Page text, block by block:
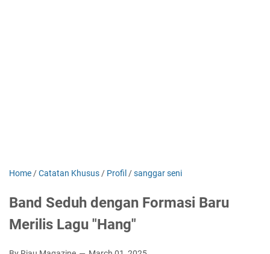
Home /Catatan Khusus / Profil /sanggar seni
Band Seduh dengan Formasi Baru
Merilis Lagu "Hang"